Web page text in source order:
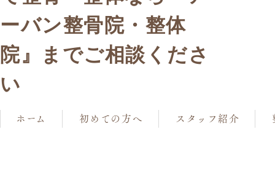
ホーム 初めての方へ スタッフ紹介